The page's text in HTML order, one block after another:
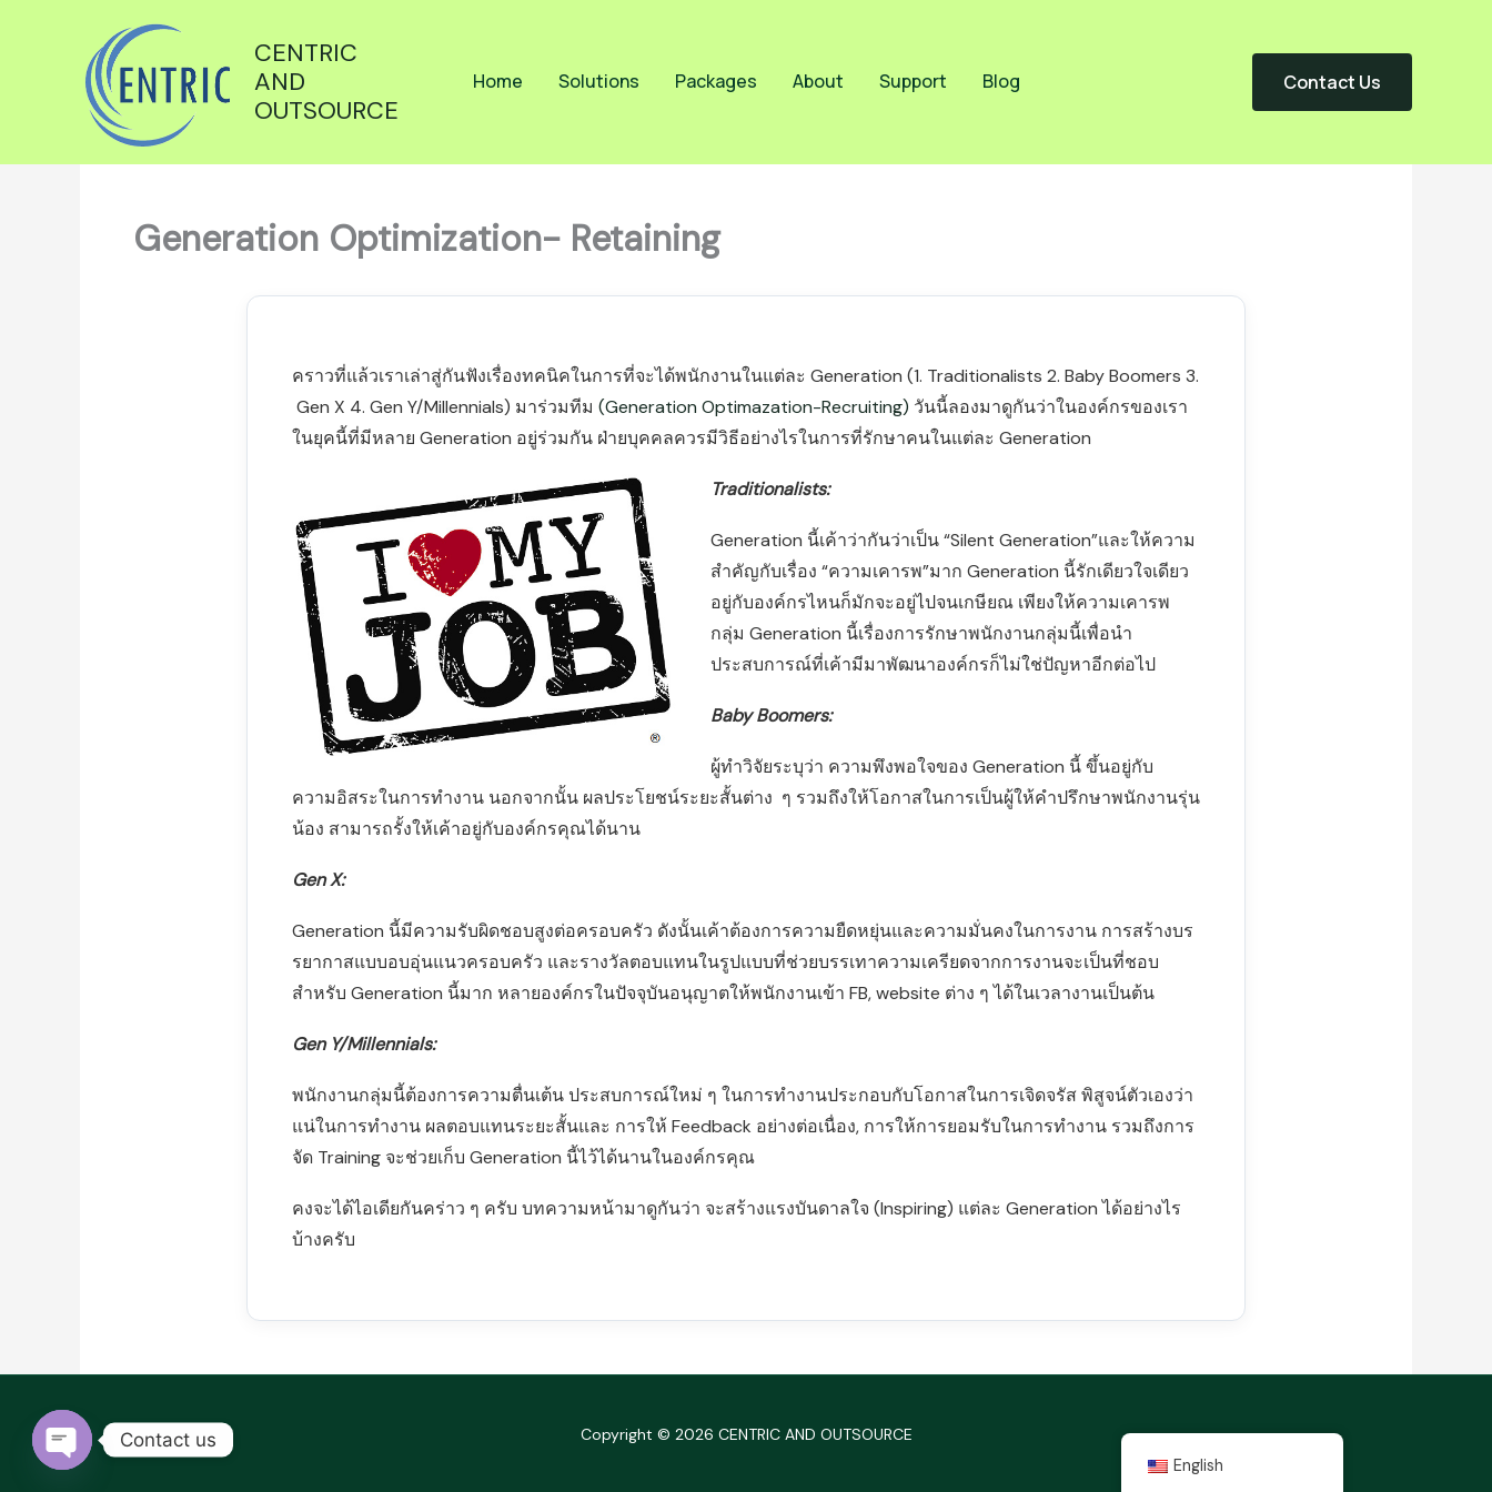
CENTRIC
AND
OUTSOURCE
Home Solutions Packages About Support Blog Contact Us
Generation Optimization- Retaining
คราวที่แล้วเราเล่าสู่กันฟังเรื่องทคนิคในการที่จะได้พนักงานในแต่ละ Generation (1. Traditionalists 2. Baby Boomers 3.
Gen X 4. Gen Y/Millennials) มาร่วมทีม (Generation Optimazation-Recruiting) วันนี้ลองมาดูกันว่าในองค์กรของเรา
ในยุคนี้ที่มีหลาย Generation อยู่ร่วมกัน ฝ่ายบุคคลควรมีวิธีอย่างไรในการที่รักษาคนในแต่ละ Generation
Traditionalists:
Generation นี้เค้าว่ากันว่าเป็น “Silent Generation”และให้ความ
สำคัญกับเรื่อง “ความเคารพ”มาก Generation นี้รักเดียวใจเดียว
อยู่กับองค์กรไหนก็มักจะอยู่ไปจนเกษียณ เพียงให้ความเคารพ
กลุ่ม Generation นี้เรื่องการรักษาพนักงานกลุ่มนี้เพื่อนำ
ประสบการณ์ที่เค้ามีมาพัฒนาองค์กรก็ไม่ใช่ปัญหาอีกต่อไป
Baby Boomers:
ผู้ทำวิจัยระบุว่า ความพึงพอใจของ Generation นี้ ขึ้นอยู่กับ
ความอิสระในการทำงาน นอกจากนั้น ผลประโยชน์ระยะสั้นต่าง ๆ รวมถึงให้โอกาสในการเป็นผู้ให้คำปรึกษาพนักงานรุ่น
น้อง สามารถรั้งให้เค้าอยู่กับองค์กรคุณได้นาน
Gen X:
Generation นี้มีความรับผิดชอบสูงต่อครอบครัว ดังนั้นเค้าต้องการความยืดหยุ่นและความมั่นคงในการงาน การสร้างบร
รยากาสแบบอบอุ่นแนวครอบครัว และรางวัลตอบแทนในรูปแบบที่ช่วยบรรเทาความเครียดจากการงานจะเป็นที่ชอบ
สำหรับ Generation นี้มาก หลายองค์กรในปัจจุบันอนุญาตให้พนักงานเข้า FB, website ต่าง ๆ ได้ในเวลางานเป็นต้น
Gen Y/Millennials:
พนักงานกลุ่มนี้ต้องการความตื่นเต้น ประสบการณ์ใหม่ ๆ ในการทำงานประกอบกับโอกาสในการเจิดจรัส พิสูจน์ตัวเองว่า
แน่ในการทำงาน ผลตอบแทนระยะสั้นและ การให้ Feedback อย่างต่อเนื่อง, การให้การยอมรับในการทำงาน รวมถึงการ
จัด Training จะช่วยเก็บ Generation นี้ไว้ได้นานในองค์กรคุณ
คงจะได้ไอเดียกันคร่าว ๆ ครับ บทความหน้ามาดูกันว่า จะสร้างแรงบันดาลใจ (Inspiring) แต่ละ Generation ได้อย่างไร
บ้างครับ
Copyright © 2026 CENTRIC AND OUTSOURCE
English
Contact us
Open